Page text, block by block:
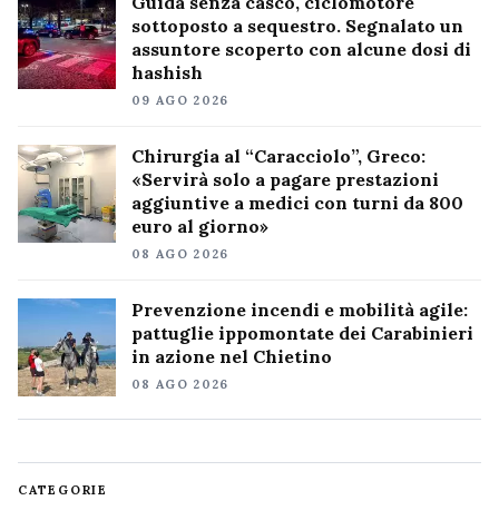
sottoposto a sequestro. Segnalato un
assuntore scoperto con alcune dosi di
hashish
09 AGO 2026
Chirurgia al “Caracciolo”, Greco:
«Servirà solo a pagare prestazioni
aggiuntive a medici con turni da 800
euro al giorno»
08 AGO 2026
Prevenzione incendi e mobilità agile:
pattuglie ippomontate dei Carabinieri
in azione nel Chietino
08 AGO 2026
CATEGORIE